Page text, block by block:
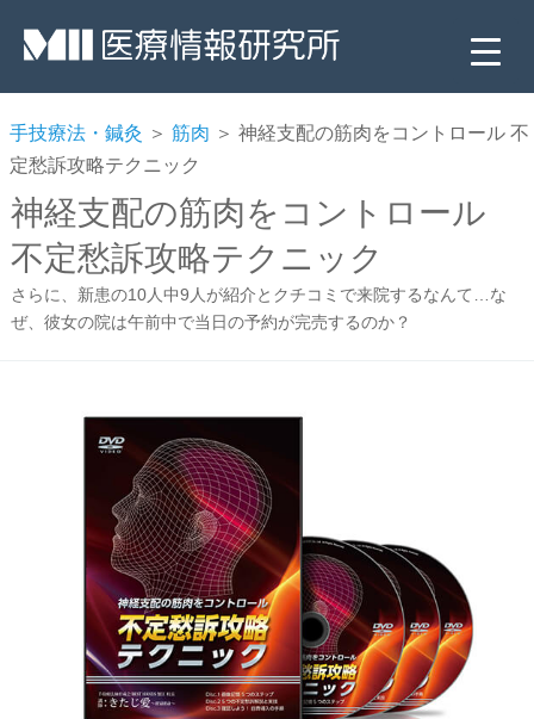
手技療法・鍼灸 ＞ 筋肉 ＞ 神経支配の筋肉をコントロール 不
定愁訴攻略テクニック
神経支配の筋肉をコントロール
不定愁訴攻略テクニック
さらに、新患の10人中9人が紹介とクチコミで来院するなんて…な
ぜ、彼女の院は午前中で当日の予約が完売するのか？